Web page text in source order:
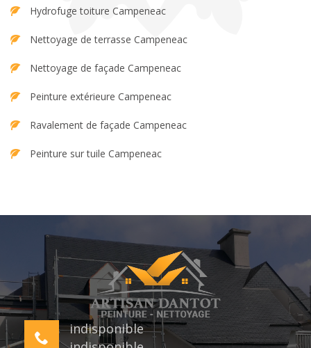
Hydrofuge toiture Campeneac
Nettoyage de terrasse Campeneac
Nettoyage de façade Campeneac
Peinture extérieure Campeneac
Ravalement de façade Campeneac
Peinture sur tuile Campeneac
indisponible